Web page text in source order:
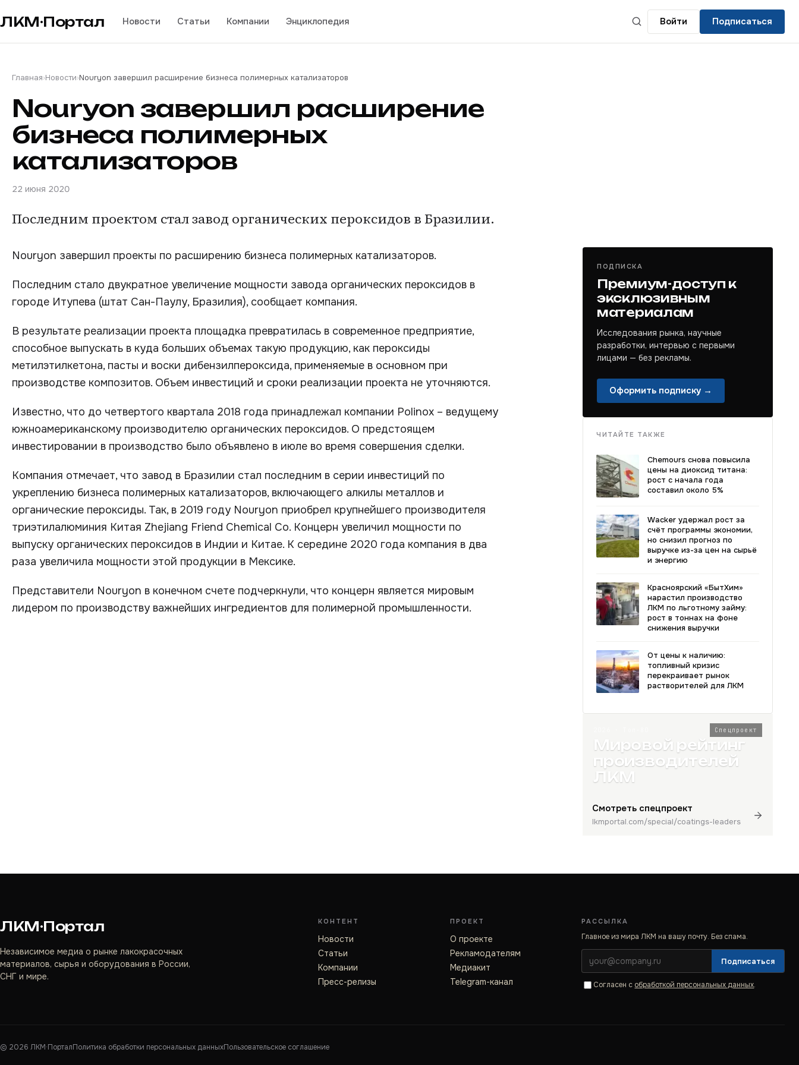
ЛКМ·Портал Новости Статьи Компании Энциклопедия Войти Подписаться
Главная›Новости›Nouryon завершил расширение бизнеса полимерных катализаторов
Nouryon завершил расширение
бизнеса полимерных
катализаторов
22 июня 2020
Последним проектом стал завод органических пероксидов в Бразилии.
Nouryon завершил проекты по расширению бизнеса полимерных катализаторов.
Последним стало двукратное увеличение мощности завода органических пероксидов в
городе Итупева (штат Сан-Паулу, Бразилия), сообщает компания.
В результате реализации проекта площадка превратилась в современное предприятие,
способное выпускать в куда больших объемах такую продукцию, как пероксиды
метилэтилкетона, пасты и воски дибензилпероксида, применяемые в основном при
производстве композитов. Объем инвестиций и сроки реализации проекта не уточняются.
Известно, что до четвертого квартала 2018 года принадлежал компании Polinox – ведущему
южноамериканскому производителю органических пероксидов. О предстоящем
инвестировании в производство было объявлено в июле во время совершения сделки.
Компания отмечает, что завод в Бразилии стал последним в серии инвестиций по
укреплению бизнеса полимерных катализаторов, включающего алкилы металлов и
органические пероксиды. Так, в 2019 году Nouryon приобрел крупнейшего производителя
триэтилалюминия Китая Zhejiang Friend Chemical Co. Концерн увеличил мощности по
выпуску органических пероксидов в Индии и Китае. К середине 2020 года компания в два
раза увеличила мощности этой продукции в Мексике.
Представители Nouryon в конечном счете подчеркнули, что концерн является мировым
лидером по производству важнейших ингредиентов для полимерной промышленности.
ПОДПИСКА
Премиум-доступ к
эксклюзивным
материалам
Исследования рынка, научные
разработки, интервью с первыми
лицами — без рекламы.
Оформить подписку →
ЧИТАЙТЕ ТАКЖЕ
Chemours снова повысила
цены на диоксид титана:
рост с начала года
составил около 5%
Wacker удержал рост за
счёт программы экономии,
но снизил прогноз по
выручке из-за цен на сырьё
и энергию
Красноярский «БытХим»
нарастил производство
ЛКМ по льготному займу:
рост в тоннах на фоне
снижения выручки
От цены к наличию:
топливный кризис
перекраивает рынок
растворителей для ЛКМ
Спецпроект
Мировой рейтинг
производителей
ЛКМ
Смотреть спецпроект
lkmportal.com/special/coatings-leaders
ЛКМ·Портал
Независимое медиа о рынке лакокрасочных
материалов, сырья и оборудования в России,
СНГ и мире.
КОНТЕНТ
Новости
Статьи
Компании
Пресс-релизы
ПРОЕКТ
О проекте
Рекламодателям
Медиакит
Telegram-канал
РАССЫЛКА
Главное из мира ЛКМ на вашу почту. Без спама.
Подписаться
Согласен с обработкой персональных данных.
© 2026 ЛКМ·ПорталПолитика обработки персональных данныхПользовательское соглашение